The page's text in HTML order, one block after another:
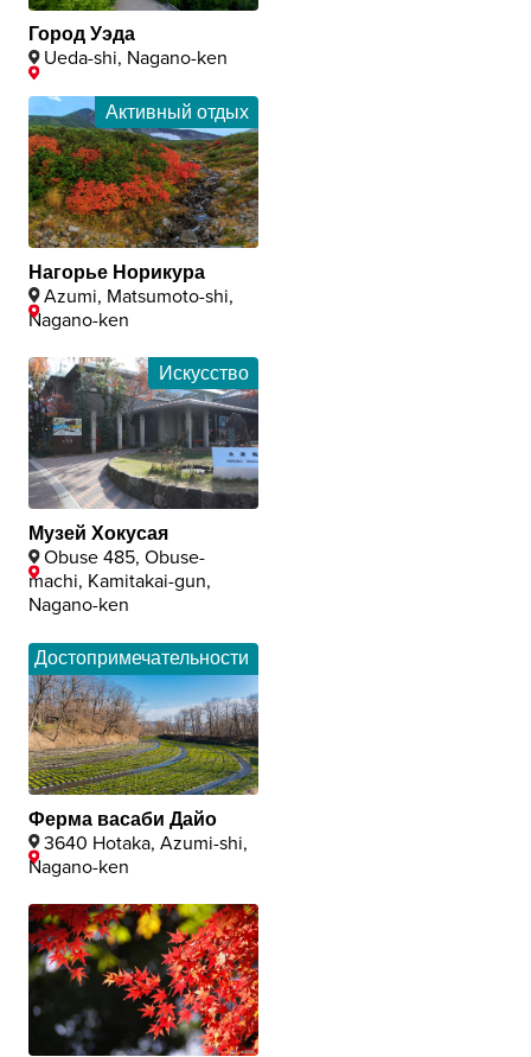
Город Уэда
Ueda-shi, Nagano-ken
Активный отдых
Нагорье Норикура
Azumi, Matsumoto-shi,
Nagano-ken
Искусство
Музей Хокусая
Obuse 485, Obuse-
machi, Kamitakai-gun,
Nagano-ken
Достопримечательности
Ферма васаби Дайо
3640 Hotaka, Azumi-shi,
Nagano-ken